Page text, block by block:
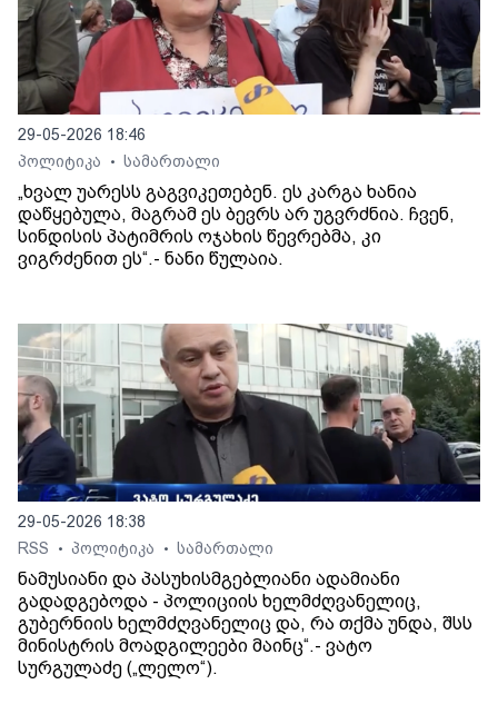
29-05-2026 18:46
პოლიტიკა
• სამართალი
„ხვალ უარესს გაგვიკეთებენ. ეს კარგა ხანია
დაწყებულა, მაგრამ ეს ბევრს არ უგვრძნია. ჩვენ,
სინდისის პატიმრის ოჯახის წევრებმა, კი
ვიგრძენით ეს“.- ნანი წულაია.
29-05-2026 18:38
RSS
• პოლიტიკა • სამართალი
ნამუსიანი და პასუხისმგებლიანი ადამიანი
გადადგებოდა - პოლიციის ხელმძღვანელიც,
გუბერნიის ხელმძღვანელიც და, რა თქმა უნდა, შსს
მინისტრის მოადგილეები მაინც“.- ვატო
სურგულაძე („ლელო“).